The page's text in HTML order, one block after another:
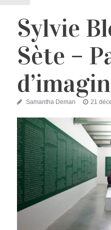
Sylvie
Sète –
Auteur
Samantha Deman
Publié
21